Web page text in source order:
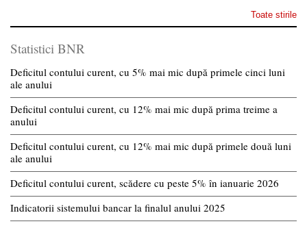
Toate stirile
Statistici BNR
Deficitul contului curent, cu 5% mai mic după primele cinci luni
ale anului
Deficitul contului curent, cu 12% mai mic după prima treime a
anului
Deficitul contului curent, cu 12% mai mic după primele două luni
ale anului
Deficitul contului curent, scădere cu peste 5% în ianuarie 2026
Indicatorii sistemului bancar la finalul anului 2025